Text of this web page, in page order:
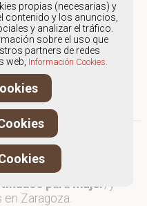
gestionados
en
los pedidos
semana, el
a partir del
para mujer , y
Zaragoza.
propias (necesarias) y
contenido y los anuncios,
y analizar el tráfico.
sobre el uso que
partners de redes
web, Información Cookies.